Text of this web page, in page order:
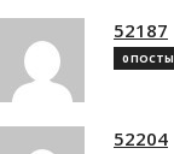
52187
0 ПОСТЫ
52204